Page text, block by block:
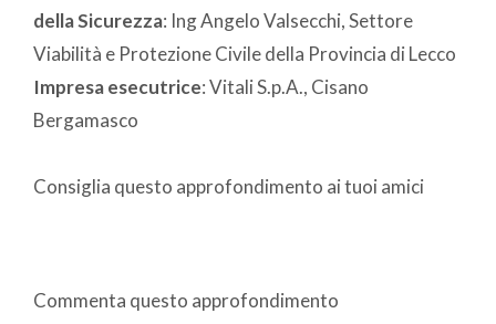
della Sicurezza: Ing Angelo Valsecchi, Settore
Viabilità e Protezione Civile della Provincia di Lecco
Impresa esecutrice: Vitali S.p.A., Cisano
Bergamasco
Consiglia questo approfondimento ai tuoi amici
Commenta questo approfondimento